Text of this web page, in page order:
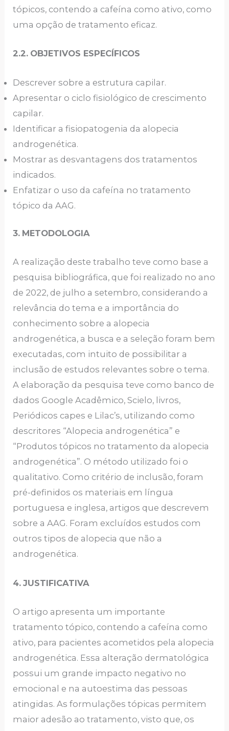
tópicos, contendo a cafeína como ativo, como
uma opção de tratamento eficaz.
2.2. OBJETIVOS ESPECÍFICOS
Descrever sobre a estrutura capilar.
Apresentar o ciclo fisiológico de crescimento
capilar.
Identificar a fisiopatogenia da alopecia
androgenética.
Mostrar as desvantagens dos tratamentos
indicados.
Enfatizar o uso da cafeína no tratamento
tópico da AAG.
3. METODOLOGIA
A realização deste trabalho teve como base a
pesquisa bibliográfica, que foi realizado no ano
de 2022, de julho a setembro, considerando a
relevância do tema e a importância do
conhecimento sobre a alopecia
androgenética, a busca e a seleção foram bem
executadas, com intuito de possibilitar a
inclusão de estudos relevantes sobre o tema.
A elaboração da pesquisa teve como banco de
dados Google Acadêmico, Scielo, livros,
Periódicos capes e Lilac’s, utilizando como
descritores “Alopecia androgenética” e
“Produtos tópicos no tratamento da alopecia
androgenética”. O método utilizado foi o
qualitativo. Como critério de inclusão, foram
pré-definidos os materiais em língua
portuguesa e inglesa, artigos que descrevem
sobre a AAG. Foram excluídos estudos com
outros tipos de alopecia que não a
androgenética.
4. JUSTIFICATIVA
O artigo apresenta um importante
tratamento tópico, contendo a cafeína como
ativo, para pacientes acometidos pela alopecia
androgenética. Essa alteração dermatológica
possui um grande impacto negativo no
emocional e na autoestima das pessoas
atingidas. As formulações tópicas permitem
maior adesão ao tratamento, visto que, os